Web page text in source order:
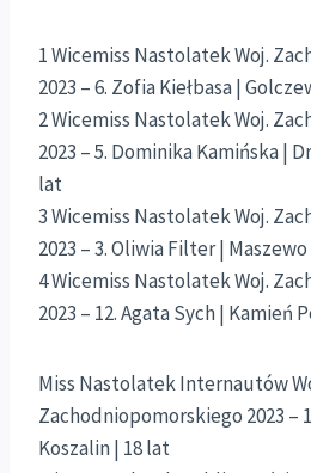
1 Wicemiss Nastolatek Woj.
2023 – 6. Zofia Kiełbasa |
2 Wicemiss Nastolatek Woj.
2023 – 5. Dominika Kamińska |
lat
3 Wicemiss Nastolatek Woj.
2023 – 3. Oliwia Filter |
4 Wicemiss Nastolatek Woj.
2023 – 12. Agata Sych | Kamień
Miss Nastolatek Internautów
Zachodniopomorskiego 2023 –
Koszalin | 18 lat